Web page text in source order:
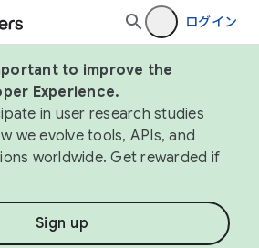
ログイン
to improve the
Experience.
in user research studies
we evolve tools, APIs, and
worldwide. Get rewarded if
Sign up